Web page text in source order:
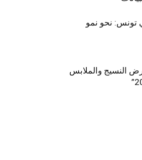
تونس: نحو نمو
النسيج والملابس